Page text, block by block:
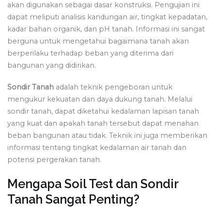
akan digunakan sebagai dasar konstruksi. Pengujian ini
dapat meliputi analisis kandungan air, tingkat kepadatan,
kadar bahan organik, dan pH tanah. Informasi ini sangat
berguna untuk mengetahui bagaimana tanah akan
berperilaku terhadap beban yang diterima dari
bangunan yang didirikan.
Sondir Tanah adalah teknik pengeboran untuk
mengukur kekuatan dan daya dukung tanah. Melalui
sondir tanah, dapat diketahui kedalaman lapisan tanah
yang kuat dan apakah tanah tersebut dapat menahan
beban bangunan atau tidak. Teknik ini juga memberikan
informasi tentang tingkat kedalaman air tanah dan
potensi pergerakan tanah.
Mengapa Soil Test dan Sondir
Tanah Sangat Penting?